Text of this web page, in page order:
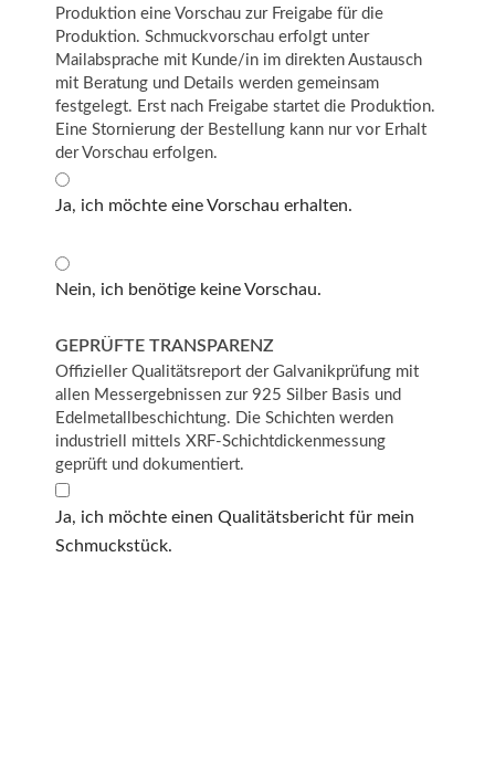
Produktion eine Vorschau zur Freigabe für die
Produktion. Schmuckvorschau erfolgt unter
Mailabsprache mit Kunde/in im direkten Austausch
mit Beratung und Details werden gemeinsam
festgelegt. Erst nach Freigabe startet die Produktion.
Eine Stornierung der Bestellung kann nur vor Erhalt
der Vorschau erfolgen.
Ja, ich möchte eine Vorschau erhalten.
Nein, ich benötige keine Vorschau.
GEPRÜFTE TRANSPARENZ
Offizieller Qualitätsreport der Galvanikprüfung mit
allen Messergebnissen zur 925 Silber Basis und
Edelmetallbeschichtung. Die Schichten werden
industriell mittels XRF-Schichtdickenmessung
geprüft und dokumentiert.
Ja, ich möchte einen Qualitätsbericht für mein
Schmuckstück.